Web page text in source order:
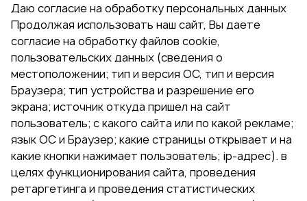
Даю согласие на обработку персональных данных
Продолжая использовать наш сайт, Вы даете
согласие на обработку файлов cookie,
пользовательских данных (сведения о
местоположении; тип и версия ОС, тип и версия
Браузера; тип устройства и разрешение его
экрана; источник откуда пришел на сайт
пользователь; с какого сайта или по какой рекламе;
язык ОС и Браузер; какие страницы открывает и на
какие кнопки нажимает пользователь; ip-адрес). в
целях функционирования сайта, проведения
ретаргетинга и проведения статистических